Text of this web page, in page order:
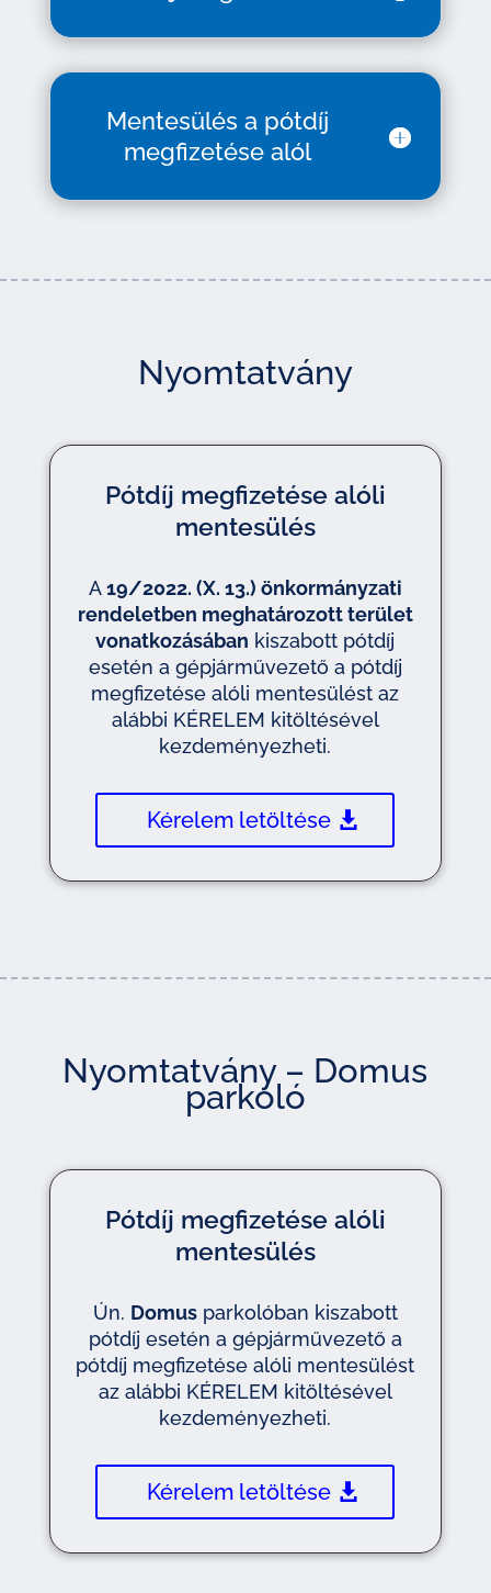
Mentesülés a pótdíj
megfizetése alól
Nyomtatvány
Pótdíj megfizetése alóli
mentesülés
A19/2022. (X. 13.) önkormányzati
rendeletben meghatározott terület
vonatkozásában kiszabott pótdíj
esetén a gépjárművezető a pótdíj
megfizetése alóli mentesülést az
alábbi KÉRELEM kitöltésével
kezdeményezheti.
Kérelem letöltése
Nyomtatvány – Domus
parkoló
Pótdíj megfizetése alóli
mentesülés
Ún. Domusparkolóban kiszabott
pótdíj esetén a gépjárművezető a
pótdíj megfizetése alóli mentesülést
az alábbi KÉRELEM kitöltésével
kezdeményezheti.
Kérelem letöltése